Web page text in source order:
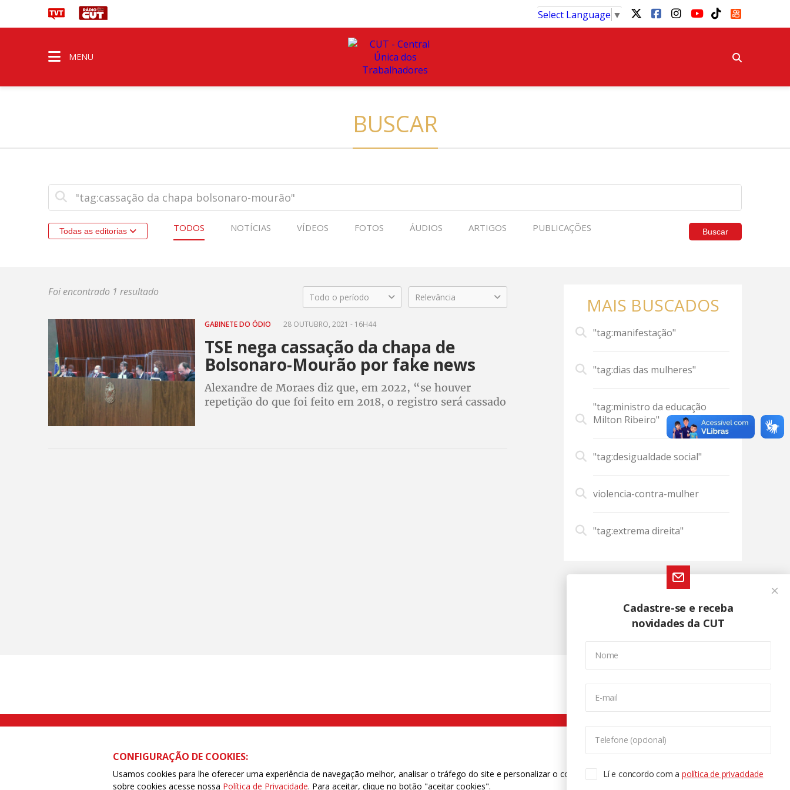
Select Language ▼
MENU
BUSCAR
Todas as editorias TODOS NOTÍCIAS VÍDEOS FOTOS ÁUDIOS ARTIGOS PUBLICAÇÕES Buscar
Foi encontrado 1 resultado Todo o período Relevância
GABINETE DO ÓDIO 28 OUTUBRO, 2021 - 16H44
TSE nega cassação da chapa de
Bolsonaro-Mourão por fake news
Alexandre de Moraes diz que, em 2022, “se houver
repetição do que foi feito em 2018, o registro será cassado
MAIS BUSCADOS
"tag:manifestação"
"tag:dias das mulheres"
"tag:ministro da educação
Milton Ribeiro"
"tag:desigualdade social"
violencia-contra-mulher
"tag:extrema direita"
Cadastre-se e receba
novidades da CUT
Nome
E-mail
Telefone (opcional)
Lí e concordo com apolítica de privacidade
Rua Caetano Pinto nº 575 CEP 03041-000 Brás, São Paulo/SP | Telefone (11) 2108 9200 - Fax (11) 2108 9310
CONFIGURAÇÃO DE COOKIES:
Usamos cookies para lhe oferecer uma experiência de navegação melhor, analisar o tráfego do site e personalizar o conteúdo. Para saber mais
sobre cookies acesse nossa Política de Privacidade. Para aceitar, clique no botão "aceitar cookies".